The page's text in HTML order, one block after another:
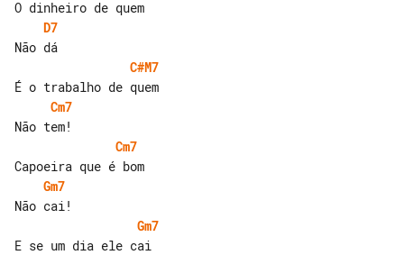
D7
C#M7
Cm7
Cm7
Gm7
Gm7